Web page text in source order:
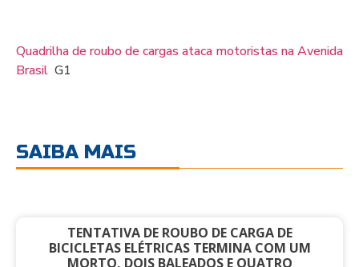
Quadrilha de roubo de cargas ataca motoristas na Avenida
Brasil G1
SAIBA MAIS
TENTATIVA DE ROUBO DE CARGA DE
BICICLETAS ELÉTRICAS TERMINA COM UM
MORTO, DOIS BALEADOS E QUATRO